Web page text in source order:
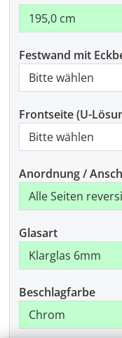
Festwand mit
Frontseite (U-
Anordnung /
Glasart
Beschlagfarbe